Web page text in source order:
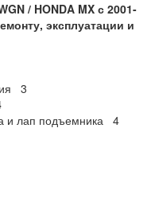
/ HONDA MX с 2001-
эксплуатации и
3
и лап подъемника 4